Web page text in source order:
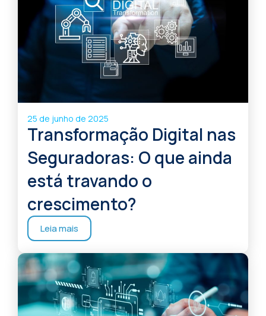
25 de junho de 2025
Transformação Digital nas
Seguradoras: O que ainda
está travando o
crescimento?
Leia mais